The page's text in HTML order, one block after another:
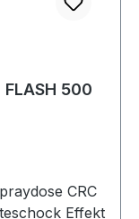
FLASH 500
CRC
Effekt